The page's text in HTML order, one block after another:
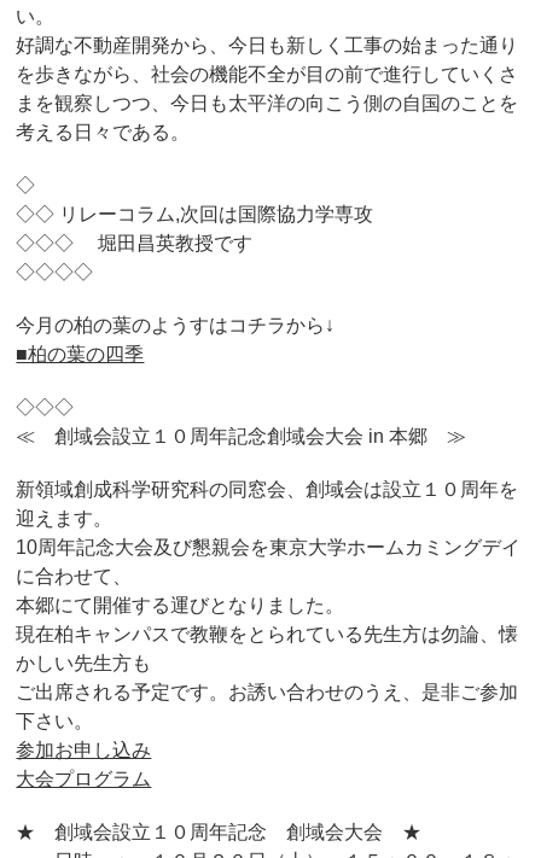
い。
好調な不動産開発から、今日も新しく工事の始まった通り
を歩きながら、社会の機能不全が目の前で進行していくさ
まを観察しつつ、今日も太平洋の向こう側の自国のことを
考える日々である。
◇
◇◇ リレーコラム,次回は国際協力学専攻
◇◇◇ 堀田昌英教授です
◇◇◇◇
今月の柏の葉のようすはコチラから↓
■柏の葉の四季
◇◇◇
≪ 創域会設立１０周年記念創域会大会 in 本郷 ≫
新領域創成科学研究科の同窓会、創域会は設立１０周年を
迎えます。
10周年記念大会及び懇親会を東京大学ホームカミングデイ
に合わせて、
本郷にて開催する運びとなりました。
現在柏キャンパスで教鞭をとられている先生方は勿論、懐
かしい先生方も
ご出席される予定です。お誘い合わせのうえ、是非ご参加
下さい。
参加お申し込み
大会プログラム
★ 創域会設立１０周年記念 創域会大会 ★